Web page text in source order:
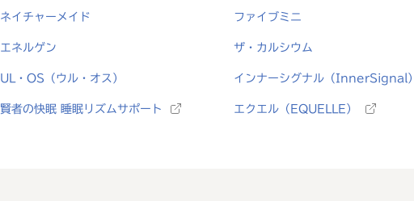
ネイチャーメイド ファイブミニ
エネルゲン ザ・カルシウム
UL・OS（ウル・オス） インナーシグナル（InnerSignal）
賢者の快眠 睡眠リズムサポート エクエル（EQUELLE）